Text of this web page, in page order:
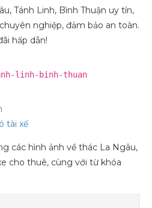
Tánh Linh, Bình Thuận uy tín,
nghiệp, đảm bảo an toàn.
hấp dẫn!
linh-binh-thuan
tài xế
các hình ảnh về thác La Ngâu,
cho thuê, cùng với từ khóa